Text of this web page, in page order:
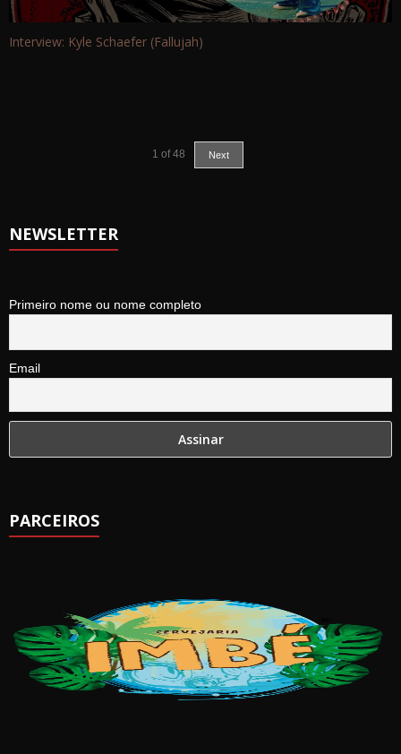
Interview: Kyle Schaefer (Fallujah)
1 of 48 Next
NEWSLETTER
Primeiro nome ou nome completo
Email
PARCEIROS